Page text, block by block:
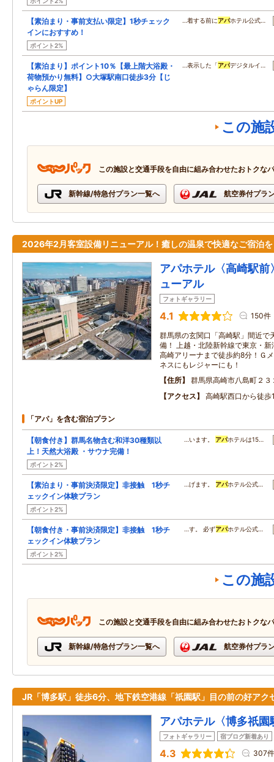
【素泊まり・事前支払い限定】1秒チェック
インにおすすめ！
ポイント2%
…着する前にアパホテル公式…
【素泊まり】ポイント10％【最上階大浴殿・
荷物預かり無料】○大塚駅南口徒歩3分【じ
ゃらん限定】
ポイントUP
…表示した「アパデジタルイ…
この施
この施設と交通手段を自由に組み合わせたおトクな
新幹線/特急付プラン一覧へ 航空券付プラ
2026年2月客室設備リニューアル！癒しの温泉で快適なご宿泊を
アパホテル〈高崎駅
ューアル
フォトギャラリー
4.1 150件
群馬県の玄関口「高崎駅」間近で
備！ 上越・北陸新幹線で東京・
高崎アリーナまで徒歩約8分！Ｇ
ネスにもレジャーにも！
住所
群馬県高崎市八島町２３
アクセス
高崎駅西口から徒
「アパ」を含む宿泊プラン
【朝食付き】群馬名物含む和洋30種類以
上！天然大浴殿 ・サウナ完備！
ポイント2%
…います。 アパホテルは15…
【素泊まり・事前決済限定】非接触 1秒チ
ェックイン体験プラン
ポイント2%
…げます。 アパホテル公式…
【朝食付き・事前決済限定】非接触 1秒チ
ェックイン体験プラン
ポイント2%
…す。 必ずアパホテル公式…
この施
この施設と交通手段を自由に組み合わせたおトクな
新幹線/特急付プラン一覧へ 航空券付プラ
JR「博多駅」徒歩6分、地下鉄空港線「祇園駅」目の前の好アク
アパホテル〈博多祇園
フォトギャラリー 宿ブログ新着あり
4.3 307件